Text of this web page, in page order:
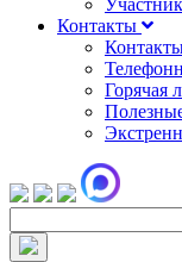
Контакты
Горячая